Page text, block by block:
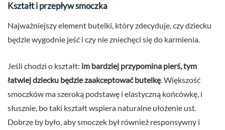
Kształt i przepływ smoczka
Najważniejszy element butelki, który zdecyduje, czy dziecku
będzie wygodnie jeść i czy nie zniechęci się do karmienia.
Jeśli chodzi o kształt: im bardziej przypomina pierś, tym
łatwiej dziecku będzie zaakceptować butelkę. Większość
smoczków ma szeroką podstawę i elastyczną końcówkę, i
słusznie, bo taki kształt wspiera naturalne ułożenie ust.
Dobrze by było, aby smoczek był również responsywny i